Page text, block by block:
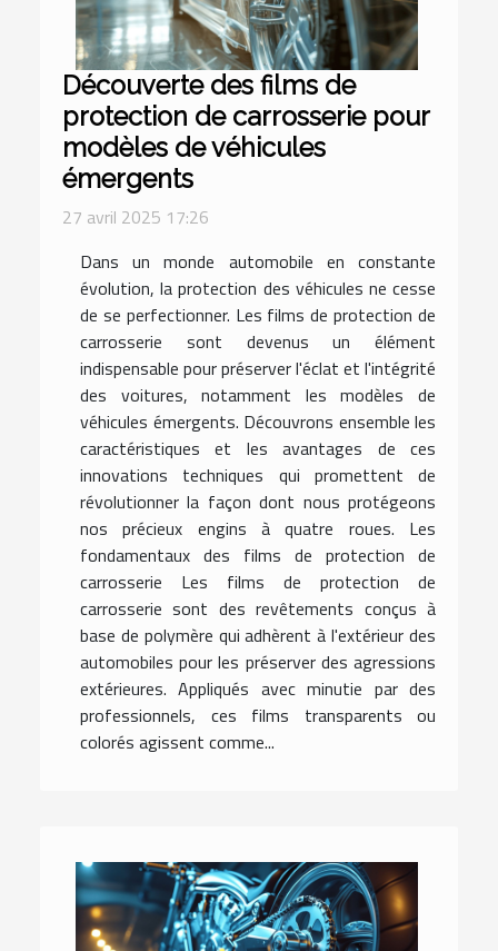
Découverte des films de
protection de carrosserie pour
modèles de véhicules
émergents
27 avril 2025 17:26
Dans un monde automobile en constante
évolution, la protection des véhicules ne cesse
de se perfectionner. Les films de protection de
carrosserie sont devenus un élément
indispensable pour préserver l'éclat et l'intégrité
des voitures, notamment les modèles de
véhicules émergents. Découvrons ensemble les
caractéristiques et les avantages de ces
innovations techniques qui promettent de
révolutionner la façon dont nous protégeons
nos précieux engins à quatre roues. Les
fondamentaux des films de protection de
carrosserie Les films de protection de
carrosserie sont des revêtements conçus à
base de polymère qui adhèrent à l'extérieur des
automobiles pour les préserver des agressions
extérieures. Appliqués avec minutie par des
professionnels, ces films transparents ou
colorés agissent comme...